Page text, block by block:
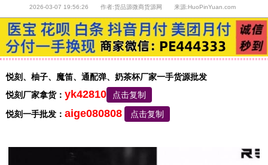
2026-03-07 19:56:26 作者:货品源微商货源网 来源:HuoPinYuan.com
悦刻、柚子、魔笛、通配弹、奶茶杯厂家一手货源批发
悦刻厂家拿货： yk42810
点击复制
悦刻一手批发： aige080808 点击复制